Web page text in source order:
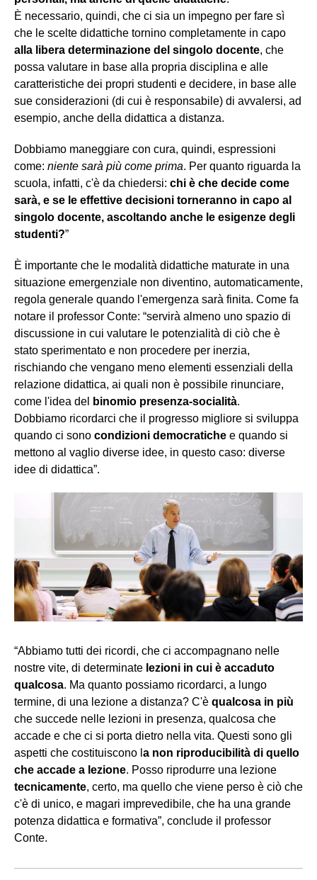
È necessario, quindi, che ci sia un impegno per fare sì
che le scelte didattiche tornino completamente in capo
alla libera determinazione del singolo docente, che
possa valutare in base alla propria disciplina e alle
caratteristiche dei propri studenti e decidere, in base alle
sue considerazioni (di cui è responsabile) di avvalersi, ad
esempio, anche della didattica a distanza.
Dobbiamo maneggiare con cura, quindi, espressioni
come: niente sarà più come prima. Per quanto riguarda la
scuola, infatti, c'è da chiedersi: chi è che decide come
sarà, e se le effettive decisioni torneranno in capo al
singolo docente, ascoltando anche le esigenze degli
studenti?”
È importante che le modalità didattiche maturate in una
situazione emergenziale non diventino, automaticamente,
regola generale quando l'emergenza sarà finita. Come fa
notare il professor Conte: “servirà almeno uno spazio di
discussione in cui valutare le potenzialità di ciò che è
stato sperimentato e non procedere per inerzia,
rischiando che vengano meno elementi essenziali della
relazione didattica, ai quali non è possibile rinunciare,
come l'idea del
binomio presenza-socialità.
Dobbiamo ricordarci che il progresso migliore si sviluppa
quando ci sono condizioni democratiche e quando si
mettono al vaglio diverse idee, in questo caso: diverse
idee di didattica”.
“Abbiamo tutti dei ricordi, che ci accompagnano nelle
nostre vite, di determinate lezioni in cui è accaduto
qualcosa. Ma quanto possiamo ricordarci, a lungo
termine, di una lezione a distanza? C'è qualcosa in più
che succede nelle lezioni in presenza, qualcosa che
accade e che ci si porta dietro nella vita. Questi sono gli
aspetti che costituiscono l a non riproducibilità di quello
che accade a lezione. Posso riprodurre una lezione
tecnicamente, certo, ma quello che viene perso è ciò che
c'è di unico, e magari imprevedibile, che ha una grande
potenza didattica e formativa”, conclude il professor
Conte.